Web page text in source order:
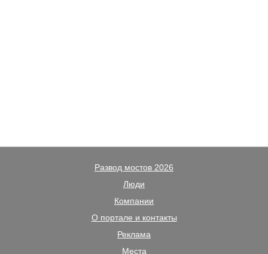
Развод мостов 2026
Люди
Компании
О портале и контакты
Реклама
Места